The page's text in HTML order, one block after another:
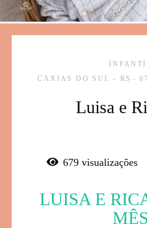
CAXIAS DO SUL - RS
Luisa e
679 visualizações
LUISA E
MÊS